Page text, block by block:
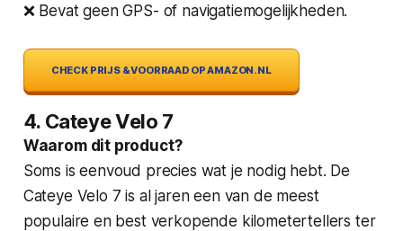
❌ Bevat geen GPS- of navigatiemogelijkheden.
CHECK PRIJS & VOORRAAD OP AMAZON.NL
4. Cateye Velo 7
Waarom dit product?
Soms is eenvoud precies wat je nodig hebt. De
Cateye Velo 7 is al jaren een van de meest
populaire en best verkopende kilometertellers ter